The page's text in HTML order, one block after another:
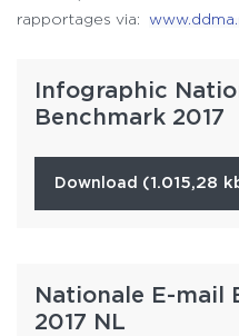
rapportages via:
Infographic
Benchmark 2017
download (1.015,28
Nationale E-mail
2017 NL